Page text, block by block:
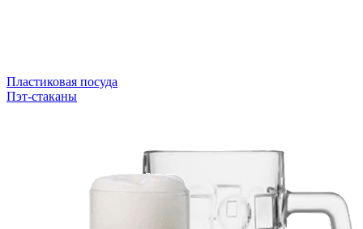
Пластиковая посуда
Пэт-стаканы